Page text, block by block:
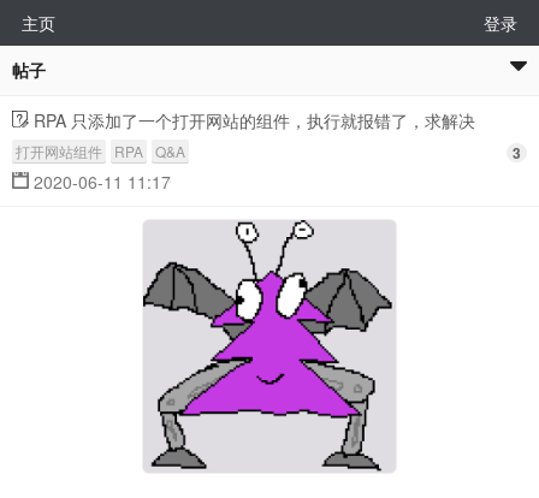
主页
登录
帖子
RPA 只添加了一个打开网站的组件，执行就报错了，求解决
打开网站组件 RPA Q&A
2020-06-11 11:17
3